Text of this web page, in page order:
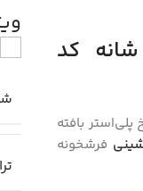
خرید اینترنتی فرش آشپزخانه طرح ادویه های رنگی 700 شانه کد
پلی‌استر بافته
فرشخونه